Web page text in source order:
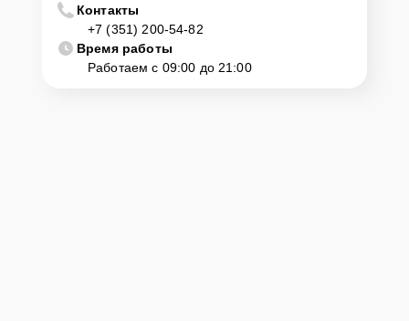
Контакты
+7 (351) 200-54-82
Время работы
Работаем с 09:00 до 21:00